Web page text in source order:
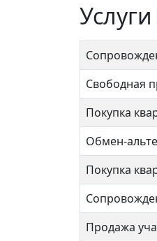
Свободная
Покупка
Обмен-
Покупка
Продажа